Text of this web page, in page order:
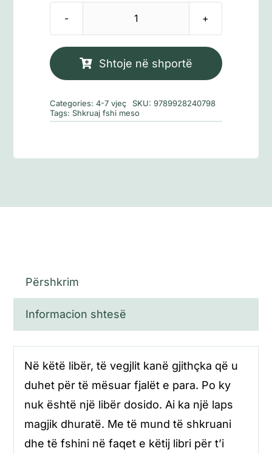
Sasi
Fshi-
e
Shtoje në shportë
Categories:4-7 vjeç SKU:9789928240798
Tags: Shkruaj fshi meso
Përshkrim
Informacion shtesë
Në këtë libër, të vegjlit kanë gjithçka që u
duhet për të mësuar fjalët e para. Po ky
nuk është një libër dosido. Ai ka një laps
magjik dhuratë. Me të mund të shkruani
dhe të fshini në faqet e këtij libri për t’i